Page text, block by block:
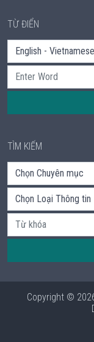
TỪ ĐIỂN
TÌM KIẾM
Copyright ©